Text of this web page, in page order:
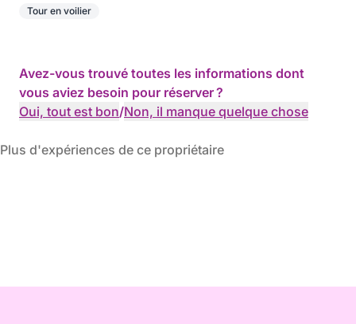
Tour en voilier
Avez-vous trouvé toutes les informations dont
vous aviez besoin pour réserver ?
Oui, tout est bon/Non, il manque quelque chose
Plus d'expériences de ce propriétaire